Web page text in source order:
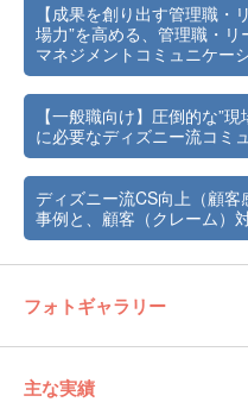
【成果を創り出す管理職・
場力”を高める、管理職・
マネジメントコミュニケー
【一般職向け】圧倒的な”
に必要なディズニー流コミ
ディズニー流CS向上（顧
事例と、顧客（クレーム）
フォトギャラリー
主な実績